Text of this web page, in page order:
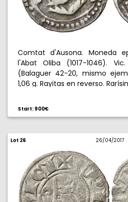
Comtat d'Ausona. Moneda
l'Abat Oliba (1017-1046).
(Balaguer 42-20, mismo
1,06 g. Rayitas en reverso.
Start: 900€
Lot 26 26/04/2017